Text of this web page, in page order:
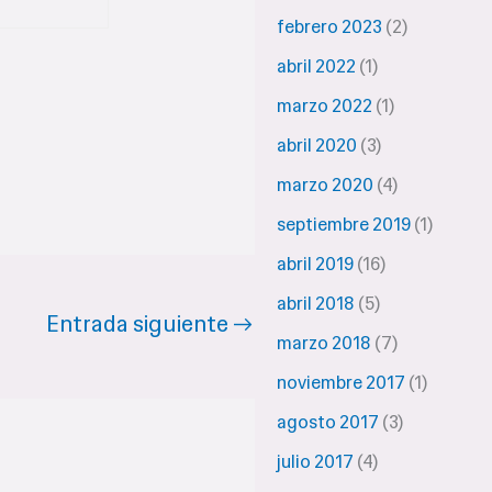
Entrada siguiente →
febrero 2023 (2)
abril 2022 (1)
marzo 2022 (1)
abril 2020 (3)
marzo 2020 (4)
septiembre 2019(1)
abril 2019(16)
abril 2018 (5)
marzo 2018 (7)
noviembre 2017 (1)
agosto 2017 (3)
julio 2017 (4)